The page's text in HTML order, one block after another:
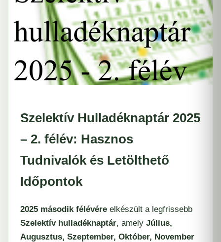
Szelektív Hulladéknaptár 2025
– 2. félév: Hasznos
Tudnivalók és Letölthető
Időpontok
2025 második félévére elkészült a legfrissebb
Szelektív hulladéknaptár, amely Július,
Augusztus, Szeptember, Október, November